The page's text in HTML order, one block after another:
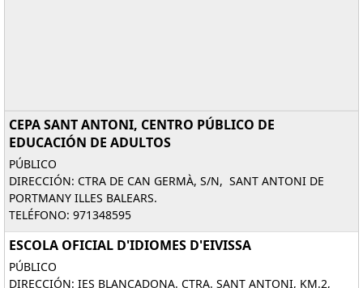
CEPA SANT ANTONI, CENTRO PÚBLICO DE
EDUCACIÓN DE ADULTOS
PÚBLICO
DIRECCIÓN: CTRA DE CAN GERMÀ, S/N, SANT ANTONI DE
PORTMANY ILLES BALEARS.
TELÉFONO: 971348595
ESCOLA OFICIAL D'IDIOMES D'EIVISSA
PÚBLICO
DIRECCIÓN: IES BLANCADONA. CTRA. SANT ANTONI, KM.2,